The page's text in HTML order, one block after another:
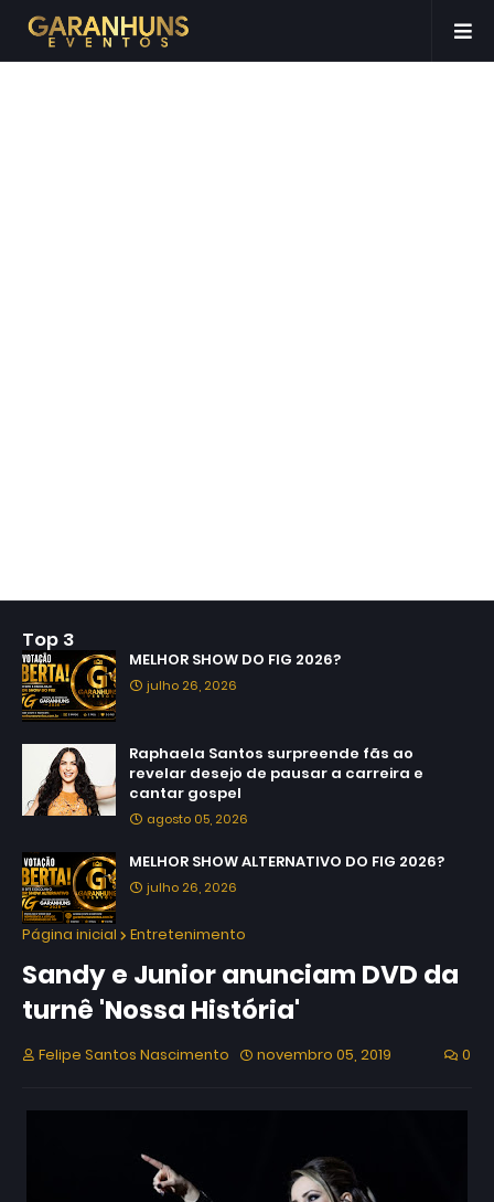
Top 3
MELHOR SHOW DO FIG 2026?
julho 26, 2026
Raphaela Santos surpreende fãs ao
revelar desejo de pausar a carreira e
cantar gospel
agosto 05, 2026
MELHOR SHOW ALTERNATIVO DO FIG 2026?
julho 26, 2026
Página inicial Entretenimento
Sandy e Junior anunciam DVD da
turnê 'Nossa História'
Felipe Santos Nascimento novembro 05, 2019 0